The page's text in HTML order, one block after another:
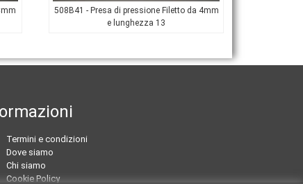
508B41 - Presa di pressione Filetto da 4mm
e lunghezza 13
Termini e condizioni
Dove siamo
Chi siamo
Cookie Policy